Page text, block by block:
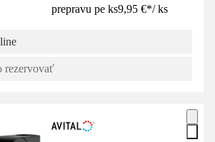
prepravu pe ks9,95 €*/ ks
rezervovať